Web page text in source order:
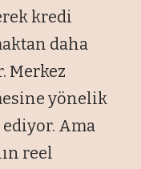
kredi
daha
Merkez
yönelik
Ama
reel